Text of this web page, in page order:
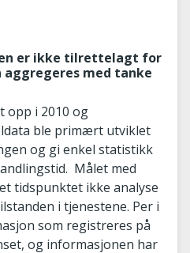
er ikke tilrettelagt for
med tanke
opp i 2010 og
ble primært utviklet
og gi enkel statistikk
Målet med
tidspunktet ikke analyse
i tjenestene. Per i
som registreres på
og informasjonen har